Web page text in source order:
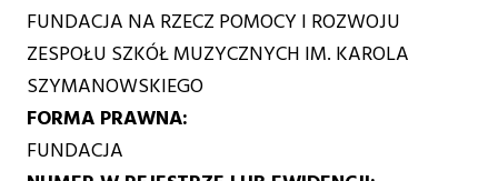
FUNDACJA NA RZECZ POMOCY I ROZWOJU
ZESPOŁU SZKÓŁ MUZYCZNYCH IM. KAROLA
SZYMANOWSKIEGO
FORMA PRAWNA
FUNDACJA